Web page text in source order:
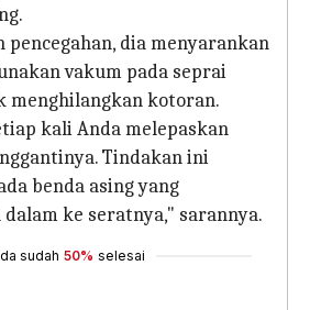
pencegahan, dia menyarankan
vakum pada seprai
menghilangkan kotoran.
kali Anda melepaskan
Tindakan ini
benda asing yang
ke seratnya," sarannya.
sudah 50% selesai